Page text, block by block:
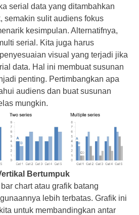
serial data yang ditambahkan
semakin sulit audiens fokus
kesimpulan. Alternatifnya,
serial. Kita juga harus
visual yang terjadi jika
data. Hal ini membuat susunan
penting. Pertimbangkan apa
audiens dan buat susunan
mungkin.
Bertumpuk
chart atau grafik batang
lebih terbatas. Grafik ini
untuk membandingkan antar